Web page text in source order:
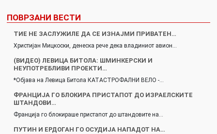
ПОВРЗАНИ ВЕСТИ
ТИЕ НЕ ЗАСЛУЖИЛЕ ДА СЕ ИЗНАЈМИ ПРИВАТЕН…
Христијан Мицкоски, денеска рече дека владиниот авион…
(ВИДЕО) ЛЕВИЦА БИТОЛА: ШМИНКЕРСКИ И
НЕУПОТРЕБЛИВИ ПРОЕКТИ…
*Објава на Левица Битола КАТАСТРОФАЛНИ ВЕЛО -…
ФРАНЦИЈА ГО БЛОКИРА ПРИСТАПОТ ДО ИЗРАЕЛСКИТЕ
ШТАНДОВИ…
Франција го блокираше пристапот до штандовите на…
ПУТИН И ЕРДОГАН ГО ОСУДИЈА НАПАДОТ НА…